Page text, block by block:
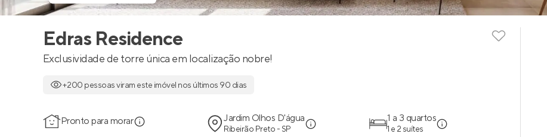
Edras Residence
Exclusividade de torre única em localização nobre!
+200 pessoas viram este imóvel nos últimos 90 dias
Pronto para morar Jardim Olhos D'água
Ribeirão Preto - SP
1 a 3 quartos
1 e 2 suítes